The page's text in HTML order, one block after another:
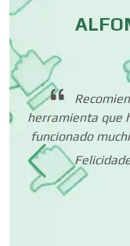
Centros
Centros
Centros
Cerrajerías
herramienta que
funcionado